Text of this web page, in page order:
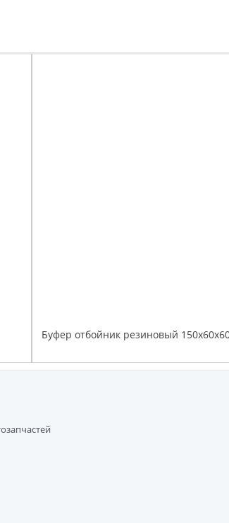
Буфер отбойник резиновый